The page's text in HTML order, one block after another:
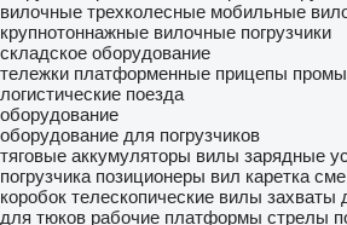
вилочные трехколесные мобильные
крупнотоннажные вилочные погрузчики
складское оборудование
тележки платформенные прицепы
логистические поезда
оборудование
оборудование для погрузчиков
тяговые аккумуляторы вилы зарядные
погрузчика позиционеры вил каретка
коробок телескопические вилы захваты
для тюков рабочие платформы стрелы